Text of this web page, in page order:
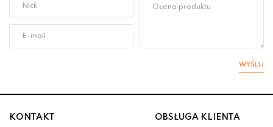
WYŚLIJ
KONTAKT OBSŁUGA KLIENTA